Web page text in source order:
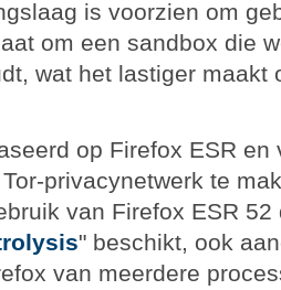
is voorzien om
om een sandbox die
wat het lastiger
op Firefox ESR
privacynetwerk te
van Firefox ESR
" beschikt, ook
van meerdere